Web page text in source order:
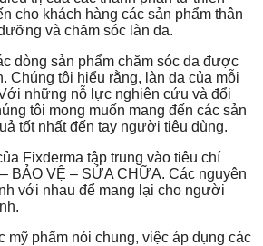
cho khách hàng các sản phẩm thân
và chăm sóc làn da.
dòng sản phẩm chăm sóc da được
Chúng tôi hiểu rằng, làn da của mỗi
những nỗ lực nghiên cứu và đổi
tôi mong muốn mang đến các sản
tốt nhất đến tay người tiêu dùng.
Fixderma tập trung vào tiêu chí
BẢO VỆ – SỬA CHỮA. Các nguyên
với nhau để mang lại cho người
phẩm nói chung, việc áp dụng các